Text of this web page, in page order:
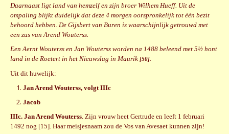
Daarnaast ligt land van hemzelf en zijn broer Wilhem Hueff. Uit de
ompaling blijkt duidelijk dat deze 4 morgen oorspronkelijk tot één bezit
behoord hebben. De Gijsbert van Buren is waarschijnlijk getrouwd met
een zus van Arend Wouterss.
Een Aernt Wouterss en Jan Wouterss worden na 1488 beleend met 5½ hont
land in de Roetert in het Nieuwslag in Maurik [50].
Uit dit huwelijk:
Jan Arend Wouterss, volgt IIIc
Jacob
IIIc. Jan Arend Wouterss. Zijn vrouw heet Gertrude en leeft 1 februari
1492 nog [15]. Haar meisjesnaam zou de Vos van Avesaet kunnen zijn!